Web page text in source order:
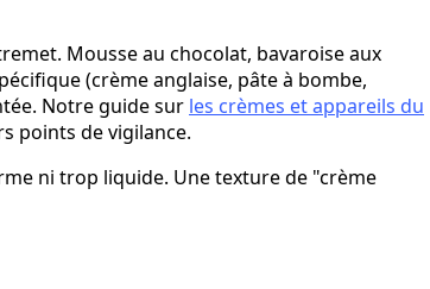
Mousse au chocolat, bavaroise aux
(crème anglaise, pâte à bombe,
Notre guide sur les crèmes et appareils du
points de vigilance.
ni trop liquide. Une texture de "crème